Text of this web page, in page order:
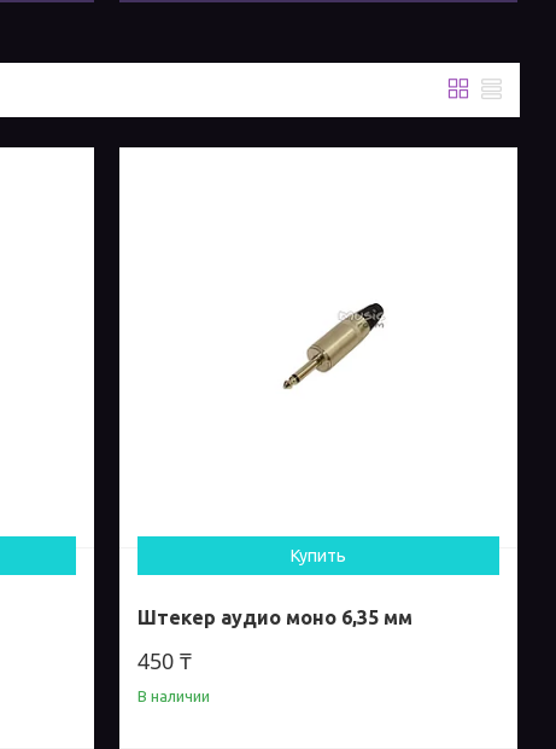
Купить
Штекер аудио моно 6,35 мм
450 ₸
В наличии